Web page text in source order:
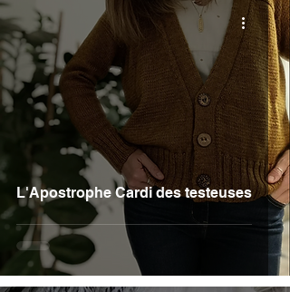
L'Apostrophe Cardi des testeuses